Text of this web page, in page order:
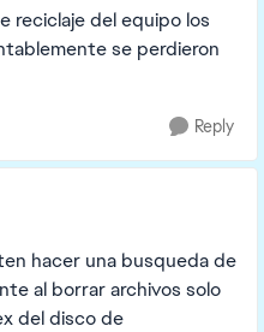
reciclaje del equipo los
se perdieron
Reply
hacer una busqueda de
al borrar archivos solo
del disco de